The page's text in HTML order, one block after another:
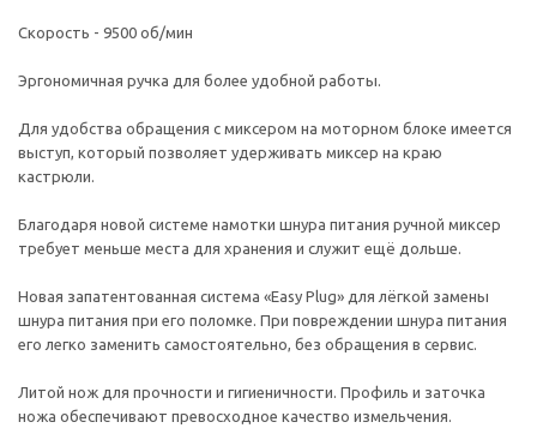
Скорость - 9500 об/мин
Эргономичная ручка для более удобной работы.
Для удобства обращения с миксером на моторном блоке имеется
выступ, который позволяет удерживать миксер на краю
кастрюли.
Благодаря новой системе намотки шнура питания ручной миксер
требует меньше места для хранения и служит ещё дольше.
Новая запатентованная система «Easy Plug» для лёгкой замены
шнура питания при его поломке. При повреждении шнура питания
его легко заменить самостоятельно, без обращения в сервис.
Литой нож для прочности и гигиеничности. Профиль и заточка
ножа обеспечивают превосходное качество измельчения.